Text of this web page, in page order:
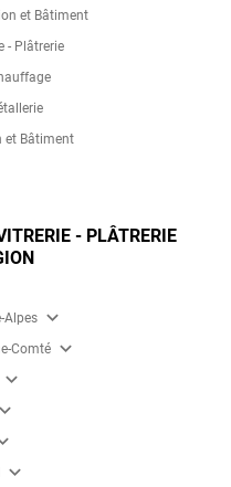
et Bâtiment
- Plâtrerie
et Bâtiment
- PLÂTRERIE
Alpes expand_more
Comté expand_more
expand_more
expand_more
expand_more